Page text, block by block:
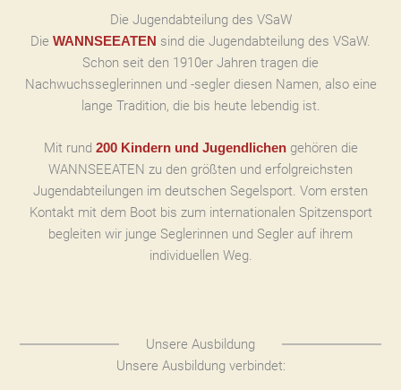
Die Jugendabteilung des VSaW
Die WANNSEEATEN sind die Jugendabteilung des VSaW.
Schon seit den 1910er Jahren tragen die
Nachwuchsseglerinnen und -segler diesen Namen, also eine
lange Tradition, die bis heute lebendig ist.
Mit rund 200 Kindern und Jugendlichengehören die
WANNSEEATEN zu den größten und erfolgreichsten
Jugendabteilungen im deutschen Segelsport. Vom ersten
Kontakt mit dem Boot bis zum internationalen Spitzensport
begleiten wir junge Seglerinnen und Segler auf ihrem
individuellen Weg.
Unsere Ausbildung
Unsere Ausbildung verbindet: